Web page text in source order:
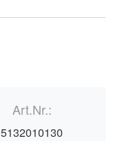
Art.Nr.:
5132010130